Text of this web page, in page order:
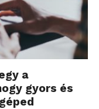
a
gyors és